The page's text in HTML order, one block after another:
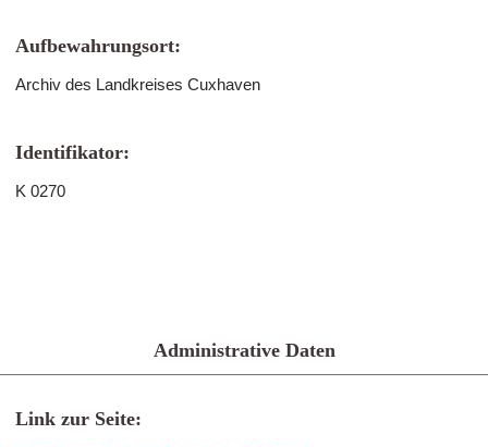
Aufbewahrungsort:
Archiv des Landkreises Cuxhaven
Identifikator:
K 0270
Administrative Daten
Link zur Seite: